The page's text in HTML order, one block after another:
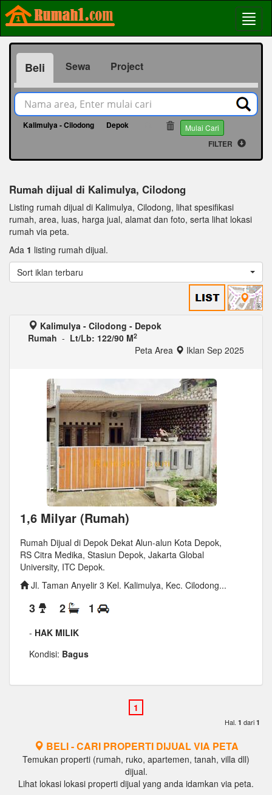
Beli Sewa Project
Kalimulya - Cilodong Depok Mulai Cari
FILTER
Rumah dijual di Kalimulya, Cilodong
Listing rumah dijual di Kalimulya, Cilodong, lihat spesifikasi
rumah, area, luas, harga jual, alamat dan foto, serta lihat lokasi
rumah via peta.
Ada 1 listing rumah dijual.
Sort iklan terbaru
Kalimulya - Cilodong - Depok
Rumah - Lt/Lb: 122/90 M2
Peta Area Iklan Sep 2025
1,6 Milyar (Rumah)
Rumah Dijual di Depok Dekat Alun-alun Kota Depok,
RS Citra Medika, Stasiun Depok, Jakarta Global
University, ITC Depok.
Jl. Taman Anyelir 3 Kel. Kalimulya, Kec. Cilodong...
3 2 1
- HAK MILIK
Kondisi: Bagus
Hal. 1 dari 1
BELI - CARI PROPERTI DIJUAL VIA PETA
Temukan properti (rumah, ruko, apartemen, tanah, villa dll)
dijual.
Lihat lokasi lokasi properti dijual yang anda idamkan via peta.